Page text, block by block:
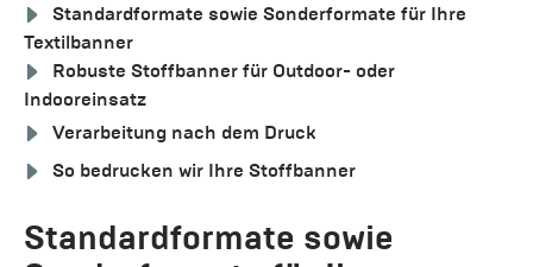
Standardformate sowie Sonderformate für Ihre
Textilbanner
Robuste Stoffbanner für Outdoor- oder
Indooreinsatz
Verarbeitung nach dem Druck
So bedrucken wir Ihre Stoffbanner
Standardformate sowie